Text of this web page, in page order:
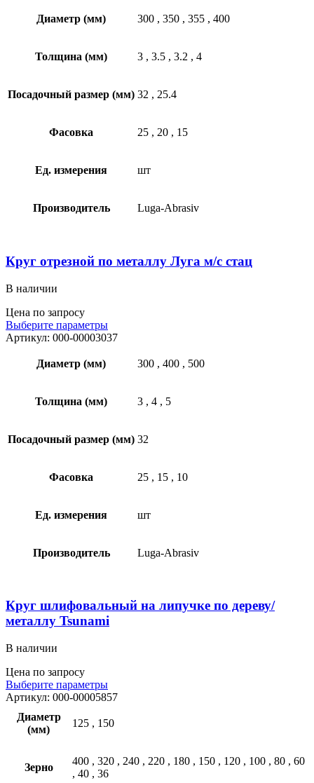
Диаметр (мм) 300 , 350 , 355 , 400
Толщина (мм) 3 , 3.5 , 3.2 , 4
Посадочный размер (мм) 32 , 25.4
Фасовка 25 , 20 , 15
Ед. измерения шт
Производитель Luga-Abrasiv
Круг отрезной по металлу Луга м/с стац
В наличии
Цена по запросу
Выберите параметры
Артикул: 000-00003037
Диаметр (мм) 300 , 400 , 500
Толщина (мм) 3 , 4 , 5
Посадочный размер (мм) 32
Фасовка 25 , 15 , 10
Ед. измерения шт
Производитель Luga-Abrasiv
Круг шлифовальный на липучке по дереву/
металлу Tsunami
В наличии
Цена по запросу
Выберите параметры
Артикул: 000-00005857
Диаметр
(мм)
125 , 150
Зерно
400 , 320 , 240 , 220 , 180 , 150 , 120 , 100 , 80 , 60
, 40 , 36